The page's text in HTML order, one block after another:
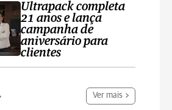
Ultrapack completa
21 anos e lança
campanha de
aniversário para
clientes
Ver mais